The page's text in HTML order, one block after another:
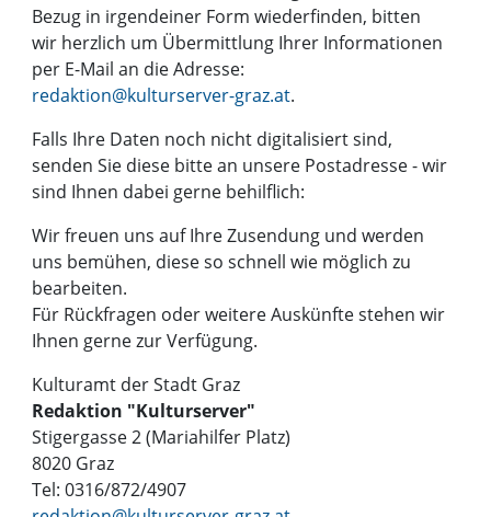
Bezug in irgendeiner Form wiederfinden, bitten
wir herzlich um Übermittlung Ihrer Informationen
per E-Mail an die Adresse:
redaktion@kulturserver-graz.at.
Falls Ihre Daten noch nicht digitalisiert sind,
senden Sie diese bitte an unsere Postadresse - wir
sind Ihnen dabei gerne behilflich:
Wir freuen uns auf Ihre Zusendung und werden
uns bemühen, diese so schnell wie möglich zu
bearbeiten.
Für Rückfragen oder weitere Auskünfte stehen wir
Ihnen gerne zur Verfügung.
Kulturamt der Stadt Graz
Redaktion "Kulturserver"
Stigergasse 2 (Mariahilfer Platz)
8020 Graz
Tel: 0316/872/4907